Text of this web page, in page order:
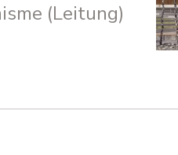
(Leitung)